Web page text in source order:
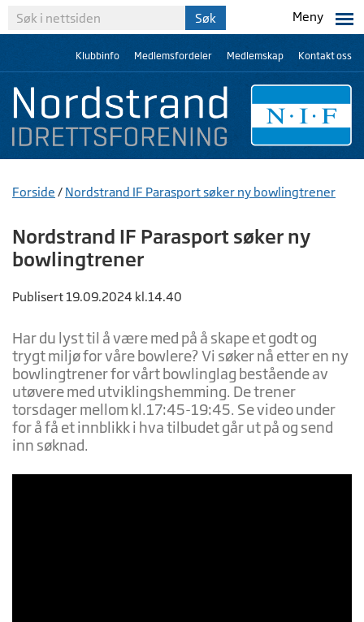
Meny
Klubbinfo Medlemsfordeler Medlemskap Kontakt oss
Forside / Nordstrand IF Parasport søker ny bowlingtrener
Nordstrand IF Parasport søker ny
bowlingtrener
Publisert 19.09.2024 kl.14.40
Har du lyst til å være med på å skape et godt og
trygt miljø for våre bowlere? Vi søker nå etter en ny
bowlingtrener for vårt bowlinglag bestående av
utøvere med utviklingshemming. De trener
torsdager mellom kl.17:45-19:45. Se video under
for å få et innblikk i hva tilbudet går ut på og send
inn søknad.